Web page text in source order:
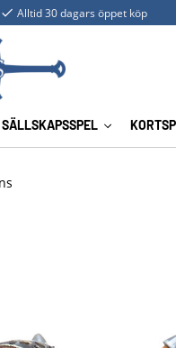
Alltid 30 dagars öppet köp